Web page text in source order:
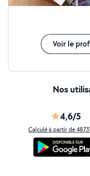
Voir le
Nos
4,6/5
Calculé à partir de